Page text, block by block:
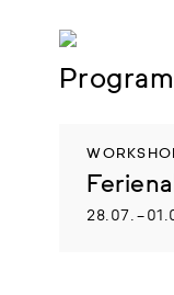
content
28.07. –